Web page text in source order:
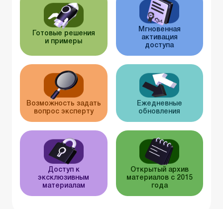
Готовые решения
и примеры
Мгновенная
активация
доступа
Возможность задать
вопрос эксперту
Ежедневные
обновления
Доступ к
эксклюзивным
материалам
Открытый архив
материалов с 2015
года